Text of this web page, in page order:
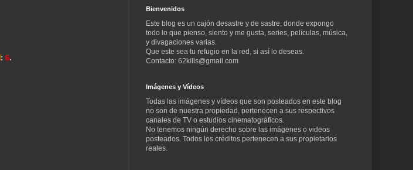
: 6.
Bienvenidos
Este blog es un cajón desastre y de sastre, donde expongo
todo lo que pienso, siento y me gusta, series, películas, música,
y divagaciones varias.
Que este sea tu refugio en la red, si así lo deseas.
Contacto: 62kills@gmail.com
Imágenes y Vídeos
Todas las imágenes y vídeos que son posteados en este blog
no son de nuestra propiedad, pertenecen a sus respectivos
canales de TV o estudios cinematográficos.
No tenemos ningún derecho sobre las imágenes o videos
posteados. Todos los créditos pertenecen a sus propietarios
reales.